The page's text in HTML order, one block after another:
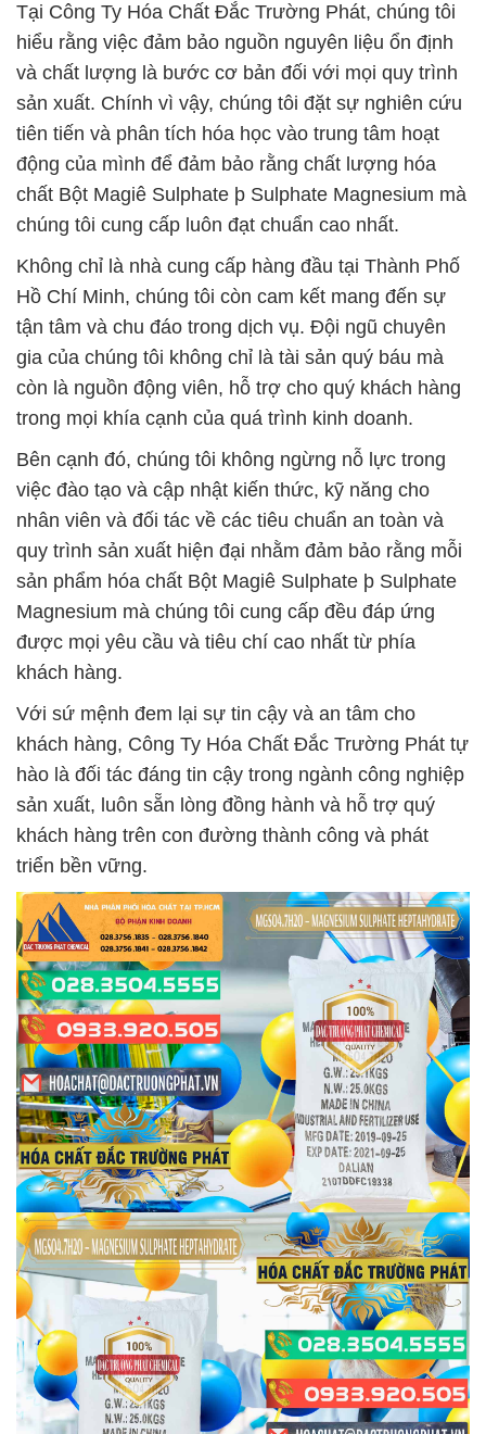
Tại Công Ty Hóa Chất Đắc Trường Phát, chúng tôi
hiểu rằng việc đảm bảo nguồn nguyên liệu ổn định
và chất lượng là bước cơ bản đối với mọi quy trình
sản xuất. Chính vì vậy, chúng tôi đặt sự nghiên cứu
tiên tiến và phân tích hóa học vào trung tâm hoạt
động của mình để đảm bảo rằng chất lượng hóa
chất Bột Magiê Sulphate þ Sulphate Magnesium mà
chúng tôi cung cấp luôn đạt chuẩn cao nhất.
Không chỉ là nhà cung cấp hàng đầu tại Thành Phố
Hồ Chí Minh, chúng tôi còn cam kết mang đến sự
tận tâm và chu đáo trong dịch vụ. Đội ngũ chuyên
gia của chúng tôi không chỉ là tài sản quý báu mà
còn là nguồn động viên, hỗ trợ cho quý khách hàng
trong mọi khía cạnh của quá trình kinh doanh.
Bên cạnh đó, chúng tôi không ngừng nỗ lực trong
việc đào tạo và cập nhật kiến thức, kỹ năng cho
nhân viên và đối tác về các tiêu chuẩn an toàn và
quy trình sản xuất hiện đại nhằm đảm bảo rằng mỗi
sản phẩm hóa chất Bột Magiê Sulphate þ Sulphate
Magnesium mà chúng tôi cung cấp đều đáp ứng
được mọi yêu cầu và tiêu chí cao nhất từ phía
khách hàng.
Với sứ mệnh đem lại sự tin cậy và an tâm cho
khách hàng, Công Ty Hóa Chất Đắc Trường Phát tự
hào là đối tác đáng tin cậy trong ngành công nghiệp
sản xuất, luôn sẵn lòng đồng hành và hỗ trợ quý
khách hàng trên con đường thành công và phát
triển bền vững.